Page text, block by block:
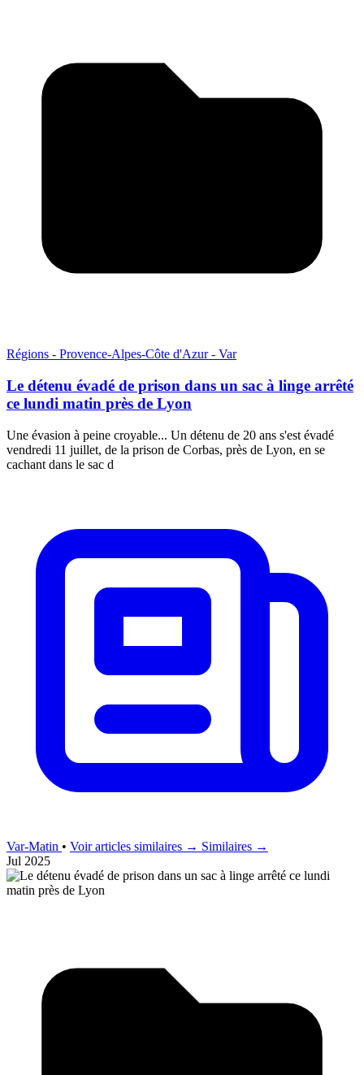
Régions - Provence-Alpes-Côte d'Azur - Var
Le détenu évadé de prison dans un sac à linge arrêté
ce lundi matin près de Lyon
Une évasion à peine croyable... Un détenu de 20 ans s'est évadé
vendredi 11 juillet, de la prison de Corbas, près de Lyon, en se
cachant dans le sac d
Var-Matin • Voir articles similaires → Similaires →
Jul 2025